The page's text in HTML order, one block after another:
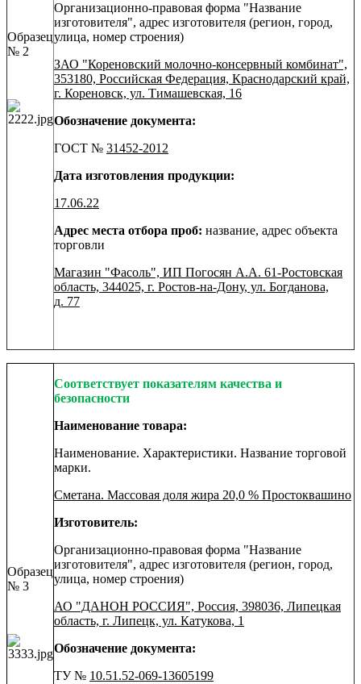
Образец
№ 2
Организационно-правовая форма "Название
изготовителя", адрес изготовителя (регион, город,
улица, номер строения)
ЗАО "Кореновский молочно-консервный комбинат",
353180, Российская Федерация, Краснодарский край,
г. Кореновск, ул. Тимашевская, 16
Обозначение документа:
ГОСТ № 31452-2012
Дата изготовления продукции:
17.06.22
Адрес места отбора проб: название, адрес объекта
торговли
Магазин "Фасоль", ИП Погосян А.А. 61-Ростовская
область, 344025, г. Ростов-на-Дону, ул. Богданова,
д. 77
Образец
№ 3
Соответствует показателям качества и
безопасности
Наименование товара:
Наименование. Характеристики. Название торговой
марки.
Сметана. Массовая доля жира 20,0 % Простоквашино
Изготовитель:
Организационно-правовая форма "Название
изготовителя", адрес изготовителя (регион, город,
улица, номер строения)
АО "ДАНОН РОССИЯ", Россия, 398036, Липецкая
область, г. Липецк, ул. Катукова, 1
Обозначение документа:
ТУ № 10.51.52-069-13605199